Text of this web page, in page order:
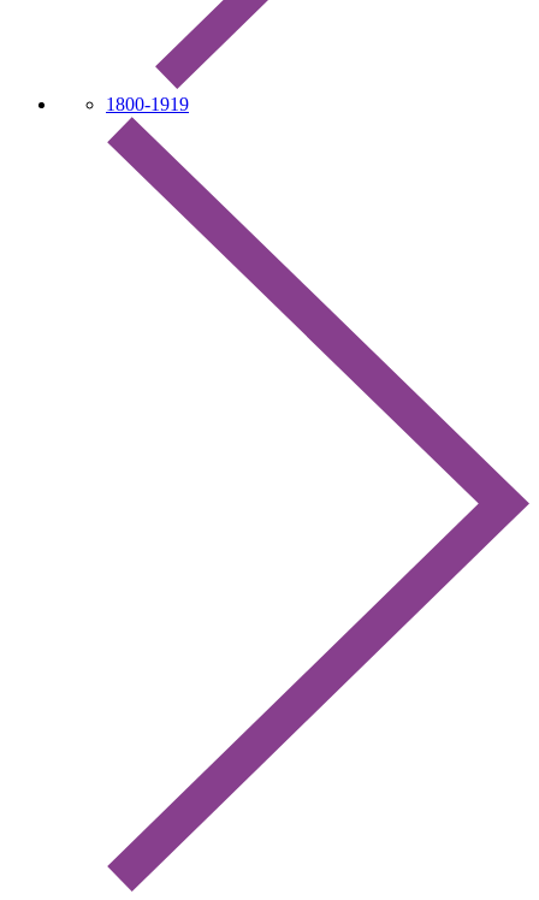
1800-1919